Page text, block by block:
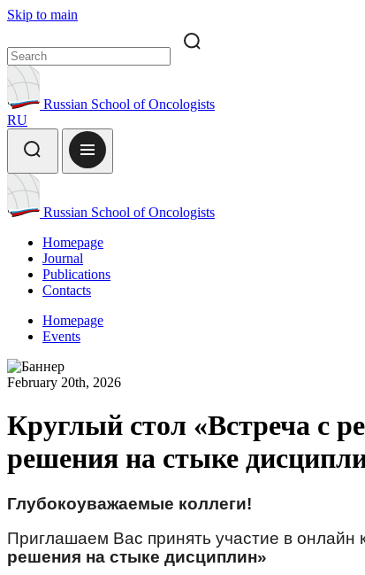
Skip to main
Russian School of Oncologists
RU
Russian School of Oncologists
Homepage
Journal
Publications
Contacts
Homepage
Events
February 20th, 2026
Круглый стол «Встреча с
решения на стыке
Глубокоуважаемые коллеги!
Приглашаем Вас принять участие в онлайн
решения на стыке дисциплин»